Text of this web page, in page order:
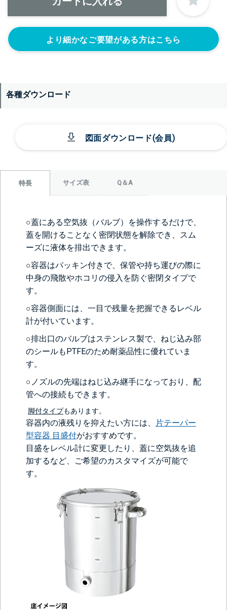
より細かなご要望がある方はこちら
各種ダウンロード
図面ダウンロード(会員)
特長 サイズ表 Q＆A
○蓋にある空気抜（バルブ）を操作するだけで、
蓋を開けることなく密閉状態を解除でき、スム
ーズに液体を排出できます。
○容器はパッキン付きで、保管や持ち運びの際に
中身の飛散やホコリの侵入を防ぐ密閉タイプで
す。
○容器側面には、一目で残量を把握できるレベル
計が付いています。
○排出口のバルブはステンレス製で、ねじ込み部
のシールもPTFEのため耐薬品性に優れていま
す。
○ノズルの先端はねじ込み継手になっており、配
管への接続もできます。
脚付タイプもあります。
容器内の液残りを抑えたい方には、
片テーパー
型容器 目盛付がおすすめです。
目盛をレベル計に変更したり、蓋に空気抜を追
加するなど、ご希望のカスタマイズが可能で
す。